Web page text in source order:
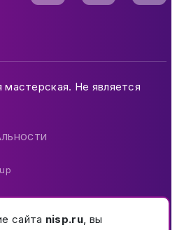
мастерская. Не является
сайта nisp.ru, вы